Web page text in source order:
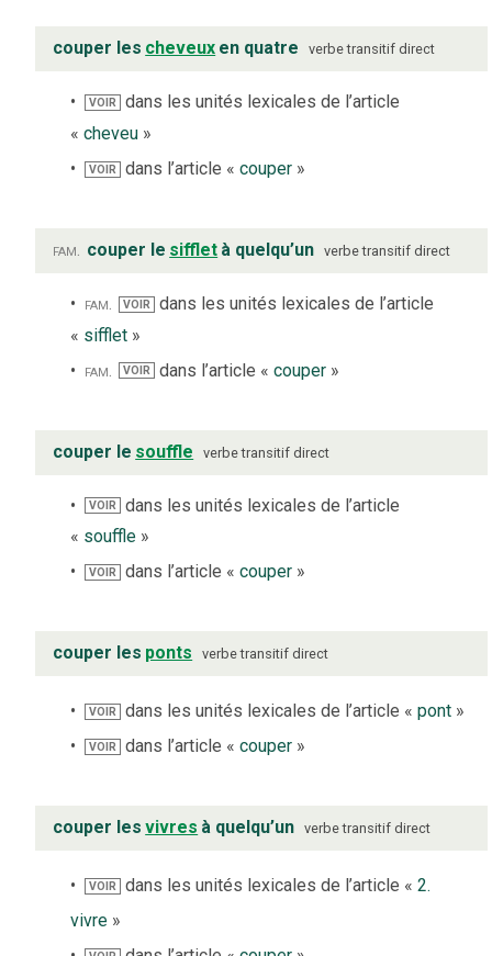
couper les cheveux en quatre verbe transitif direct
VOIR
dans les unités lexicales de l’article
« cheveu »
VOIR dans l’article «couper »
fam. couper le sifflet à quelqu’un verbe transitif direct
fam. VOIR dans les unités lexicales de l’article
« sifflet »
fam.
VOIR dans l’article « couper»
couper le souffle verbe transitif direct
VOIR
dans les unités lexicales de l’article
« souffle »
VOIR dans l’article «couper »
couper les ponts verbe transitif direct
VOIR dans les unités lexicales de l’article «pont »
VOIR dans l’article «couper »
couper les vivres à quelqu’un verbe transitif direct
VOIR dans les unités lexicales de l’article «2.
vivre »